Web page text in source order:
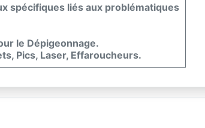
spécifiques liés aux problématiques
le Dépigeonnage.
Pics, Laser, Effaroucheurs.